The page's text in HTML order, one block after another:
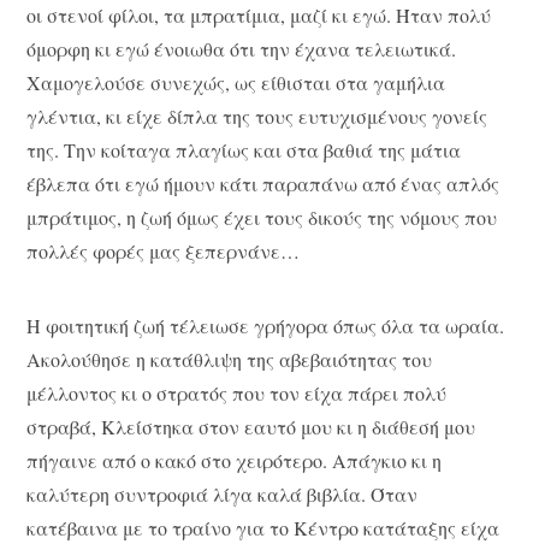
οι στενοί φίλοι, τα μπρατίμια, μαζί κι εγώ. Ήταν πολύ
όμορφη κι εγώ ένοιωθα ότι την έχανα τελειωτικά.
Χαμογελούσε συνεχώς, ως είθισται στα γαμήλια
γλέντια, κι είχε δίπλα της τους ευτυχισμένους γονείς
της. Την κοίταγα πλαγίως και στα βαθιά της μάτια
έβλεπα ότι εγώ ήμουν κάτι παραπάνω από ένας απλός
μπράτιμος, η ζωή όμως έχει τους δικούς της νόμους που
πολλές φορές μας ξεπερνάνε…
Η φοιτητική ζωή τέλειωσε γρήγορα όπως όλα τα ωραία.
Ακολούθησε η κατάθλιψη της αβεβαιότητας του
μέλλοντος κι ο στρατός που τον είχα πάρει πολύ
στραβά, Κλείστηκα στον εαυτό μου κι η διάθεσή μου
πήγαινε από ο κακό στο χειρότερο. Απάγκιο κι η
καλύτερη συντροφιά λίγα καλά βιβλία. Όταν
κατέβαινα με το τραίνο για το Κέντρο κατάταξης είχα